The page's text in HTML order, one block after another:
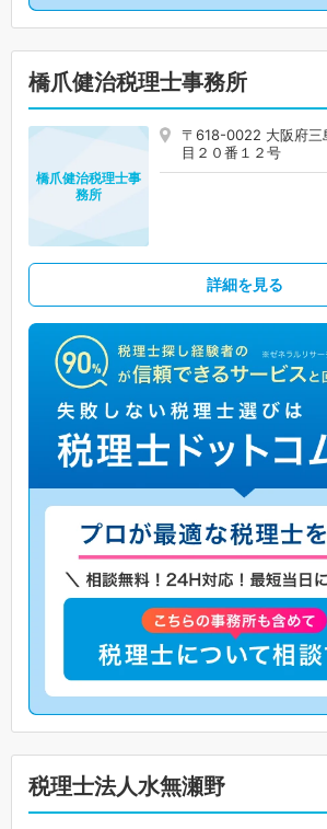
橋爪健治税理士事務所
〒618-0022 大阪府三
目２０番１２号
橋爪健治税理士事
務所
詳細を見る
税理士法人水無瀬野